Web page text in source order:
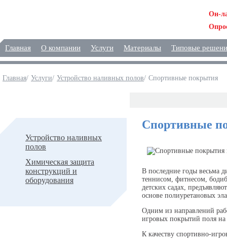
Он-
Главная О компании Услуги Материалы Типовые
Главная/ Услуги/ Устройство наливных полов/ Спортивные покрытия
Устройство наливных
полов
Химическая защита
конструкций и
оборудования
Спортивные
В последние годы весьма
теннисом, фитнесом,
детских садах,
основе полиуретановых
Одним из направлений
игровых покрытий поля
К качеству спортивно-